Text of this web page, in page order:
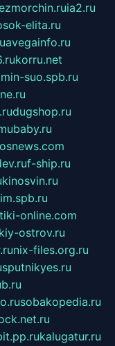
ia2.ru
elita.ru
avegainfo.ru
korru.net
suo.spb.ru
dugshop.ru
f-ship.ru
kinosvin.ru
online.com
ostrov.ru
nix-files.org.ru
sputnikyes.ru
sobakopedia.ru
kalugatur.ru